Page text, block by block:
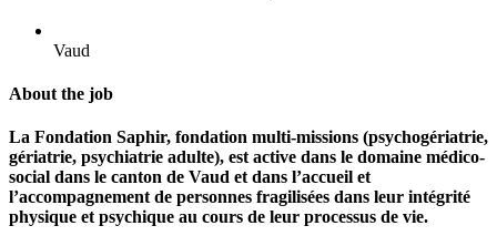
Vaud
About the job
La Fondation Saphir, fondation multi-missions (psychogériatrie,
gériatrie, psychiatrie adulte), est active dans le domaine médico-
social dans le canton de Vaud et dans l’accueil et
l’accompagnement de personnes fragilisées dans leur intégrité
physique et psychique au cours de leur processus de vie.